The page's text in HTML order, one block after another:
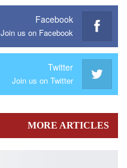
Facebook
Join us on Facebook
Twitter
Join us on Twitter
MORE ARTICLES